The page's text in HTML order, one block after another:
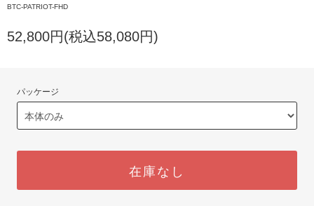
BTC-PATRIOT-FHD
52,800円(税込58,080円)
パッケージ
在庫なし